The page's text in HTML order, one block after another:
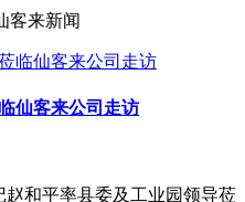
客来新闻
仙客来公司走访
赵和平率县委及工业园领导莅